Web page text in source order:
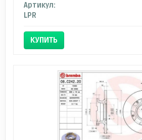
Артикул:
LPR
КУПИТЬ